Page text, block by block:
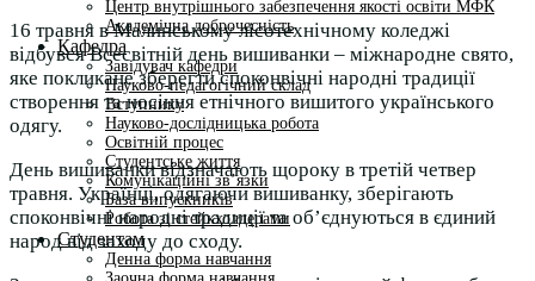
Центр внутрішнього забезпечення якості освіти МФК
Академічна доброчесність
Кафедра
Завідувач кафедри
Науково-педагогічний склад
Вступнику
Науково-дослідницька робота
Освітній процес
Студентське життя
Комунікаційні зв’язки
База випускників
Робота зі стейкхолдерами
Студентам
Денна форма навчання
16 травня в Малинському лісотехнічному коледжі
відбувся Всесвітній день вишиванки – міжнародне свято,
яке покликане зберегти споконвічні народні традиції
створення та носіння етнічного вишитого українського
одягу.
День вишиванки відзначають щороку в третій четвер
травня. Українці, одягаючи вишиванку, зберігають
споконвічні народні традиції та об’єднуються в єдиний
народ від заходу до сходу.